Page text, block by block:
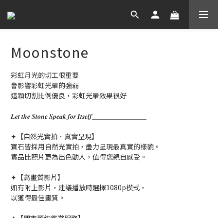
Moonstone
彩虹月光的切工很重要
會影響彩虹光暈的強弱
這顆切割比例優良，彩虹光暈效果很好
𝑳𝒆𝒕 𝒕𝒉𝒆 𝑺𝒕𝒐𝒏𝒆 𝑺𝒑𝒆𝒂𝒌 𝒇𝒐𝒓 𝑰𝒕𝒔𝒆𝒍𝒇＿＿＿＿＿＿＿＿
✦【自然光實拍．真實呈現】
寶石皆採用自然光實拍，盡力呈現最真實的樣貌。
實品比照片更為出色動人，值得您親自感受。
✦【高畫質影片】
如有附上影片，建議播放時選擇1080p模式，
以獲得最佳畫質。